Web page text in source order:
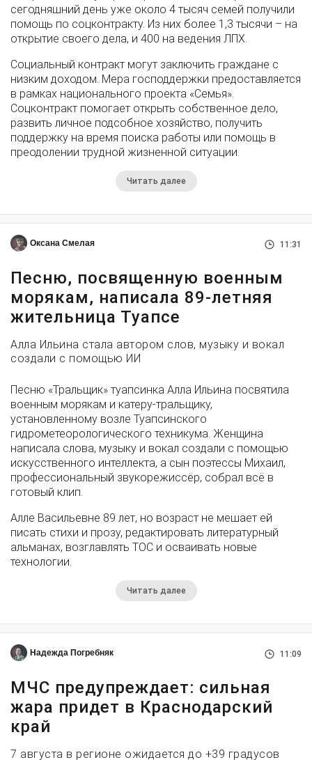
сегодняшний день уже около 4 тысяч семей получили
помощь по соцконтракту. Из них более 1,3 тысячи – на
открытие своего дела, и 400 на ведения ЛПХ.
Социальный контракт могут заключить граждане с
низким доходом. Мера господдержки предоставляется
в рамках национального проекта «Семья».
Соцконтракт помогает открыть собственное дело,
развить личное подсобное хозяйство, получить
поддержку на время поиска работы или помощь в
преодолении трудной жизненной ситуации.
Читать далее
Оксана Смелая 11:31
Песню, посвященную военным
морякам, написала 89-летняя
жительница Туапсе
Алла Ильина стала автором слов, музыку и вокал
создали с помощью ИИ
Песню «Тральщик» туапсинка Алла Ильина посвятила
военным морякам и катеру-тральщику,
установленному возле Туапсинского
гидрометеорологического техникума. Женщина
написала слова, музыку и вокал создали с помощью
искусственного интеллекта, а сын поэтессы Михаил,
профессиональный звукорежиссёр, собрал всё в
готовый клип.
Алле Васильевне 89 лет, но возраст не мешает ей
писать стихи и прозу, редактировать литературный
альманах, возглавлять ТОС и осваивать новые
технологии.
Читать далее
Надежда Погребняк 11:09
МЧС предупреждает: сильная
жара придет в Краснодарский
край
7 августа в регионе ожидается до +39 градусов